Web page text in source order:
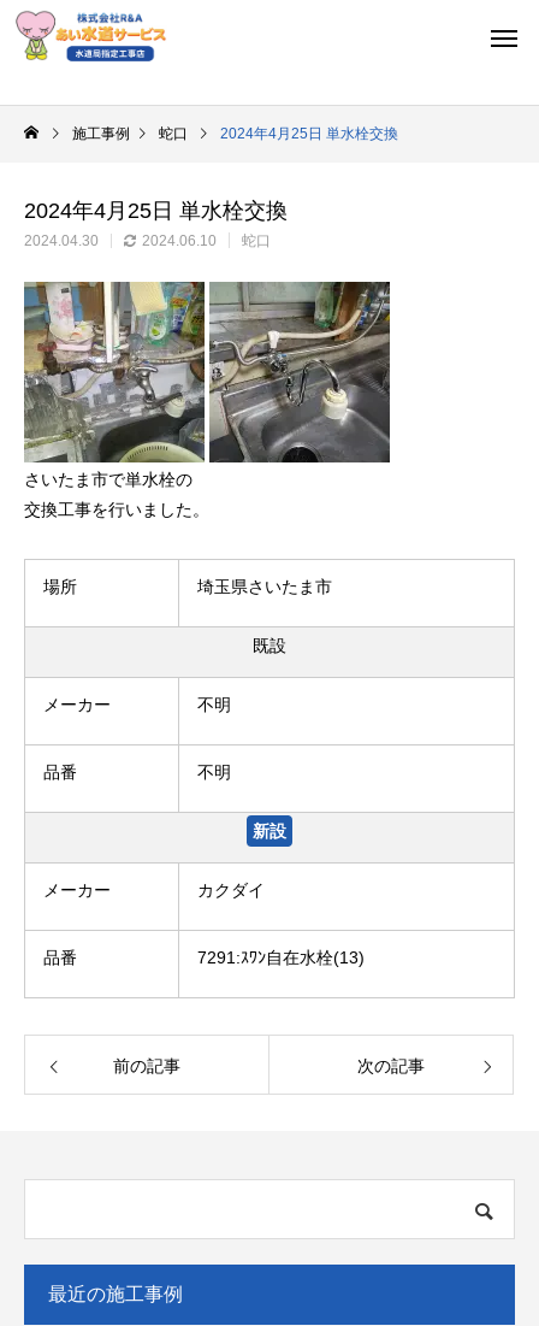
施工事例 蛇口 2024年4月25日 単水栓交換
2024年4月25日 単水栓交換
2024.04.30 2024.06.10 蛇口
さいたま市で単水栓の
交換工事を行いました。
場所 埼玉県さいたま市
既設
メーカー 不明
品番 不明
新設
メーカー カクダイ
品番 7291:ｽﾜﾝ自在水栓(13)
前の記事 次の記事
最近の施工事例